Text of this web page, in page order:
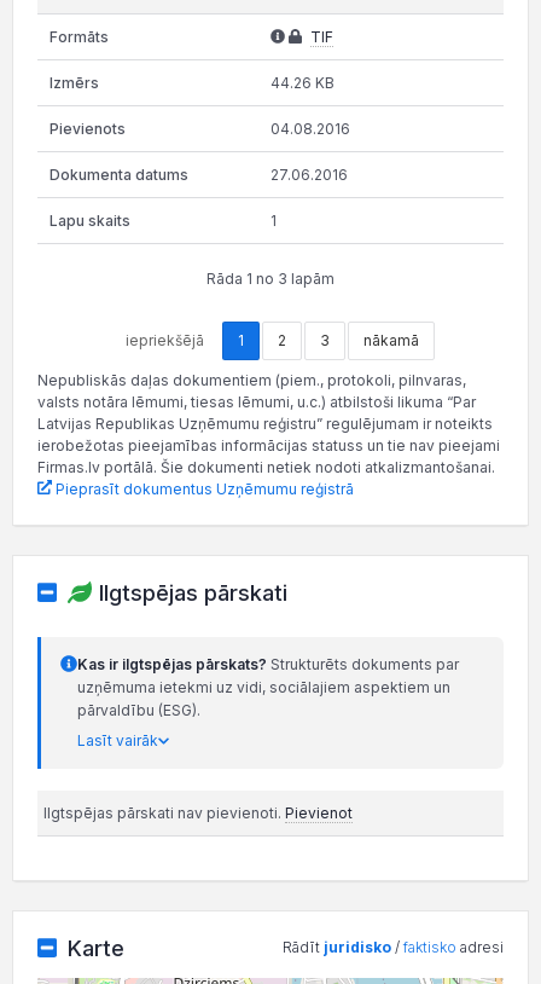
TIF
44.26 KB
04.08.2016
27.06.2016
1
Rāda 1 no 3 lapām
iepriekšējā 1 2 3 nākamā
Nepubliskās daļas dokumentiem (piem., protokoli, pilnvaras,
valsts notāra lēmumi, tiesas lēmumi, u.c.) atbilstoši likuma “Par
Latvijas Republikas Uzņēmumu reģistru” regulējumam ir noteikts
ierobežotas pieejamības informācijas statuss un tie nav pieejami
Firmas.lv portālā. Šie dokumenti netiek nodoti atkalizmantošanai.
Pieprasīt dokumentus Uzņēmumu reģistrā
Ilgtspējas pārskati
Kas ir ilgtspējas pārskats? Strukturēts dokuments par
uzņēmuma ietekmi uz vidi, sociālajiem aspektiem un
pārvaldību (ESG).
Lasīt vairāk
Ilgtspējas pārskati nav pievienoti. Pievienot
Karte Rādīt juridisko /faktisko adresi